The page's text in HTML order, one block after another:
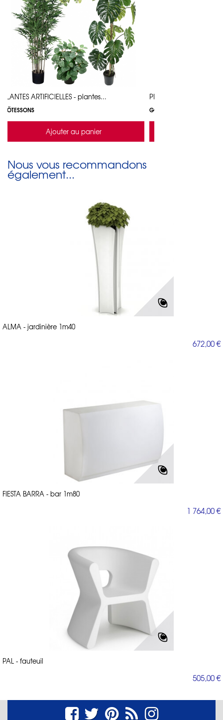
PLANTES ARTIFICIELLES - plantes...
GÖTESSONS
Ajouter au panier
PLANTES
GÖTESSONS
Nous vous recommandons
également...
ALMA - jardinière 1m40
672,00 €
FIESTA BARRA - bar 1m80
1 764,00 €
PAL - fauteuil
505,00 €